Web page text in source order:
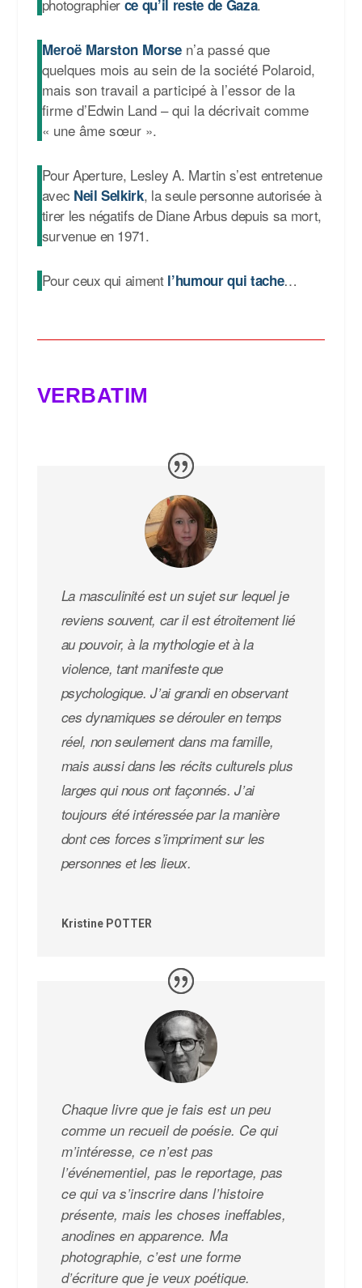
photographier ce qu’il reste de Gaza.
Meroë Marston Morsen’a passé que
quelques mois au sein de la société Polaroid,
mais son travail a participé à l’essor de la
firme d’Edwin Land – qui la décrivait comme
« une âme sœur ».
Pour Aperture, Lesley A. Martin s’est entretenue
avec Neil Selkirk, la seule personne autorisée à
tirer les négatifs de Diane Arbus depuis sa mort,
survenue en 1971.
Pour ceux qui aiment l’humour qui tache…
VERBATIM
La masculinité est un sujet sur lequel je
reviens souvent, car il est étroitement lié
au pouvoir, à la mythologie et à la
violence, tant manifeste que
psychologique. J’ai grandi en observant
ces dynamiques se dérouler en temps
réel, non seulement dans ma famille,
mais aussi dans les récits culturels plus
larges qui nous ont façonnés. J’ai
toujours été intéressée par la manière
dont ces forces s’impriment sur les
personnes et les lieux.
Kristine POTTER
Chaque livre que je fais est un peu
comme un recueil de poésie. Ce qui
m’intéresse, ce n’est pas
l’événementiel, pas le reportage, pas
ce qui va s’inscrire dans l’histoire
présente, mais les choses ineffables,
anodines en apparence. Ma
photographie, c’est une forme
d’écriture que je veux poétique.